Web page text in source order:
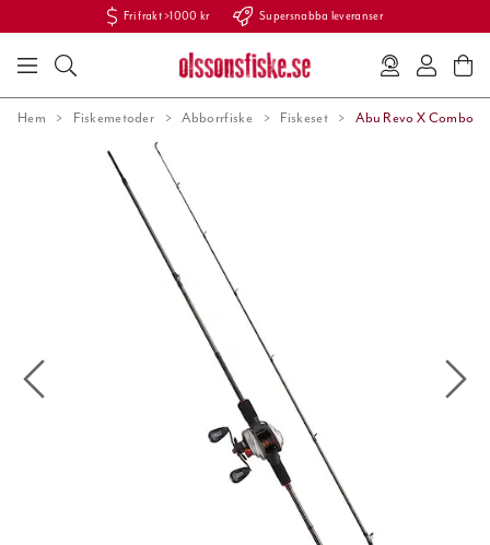
Fri frakt >1000 kr Supersnabba leveranser
Hem Fiskemetoder Abborrfiske Fiskeset Abu Revo X Combo